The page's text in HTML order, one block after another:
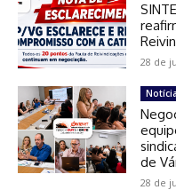
28 de
de
28 de